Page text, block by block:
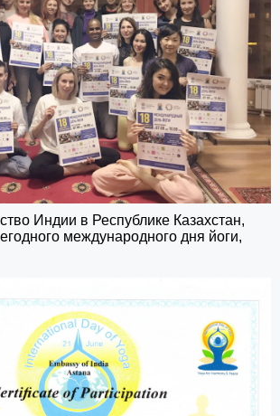
Индии в Республике Казахстан,
международного дня йоги,